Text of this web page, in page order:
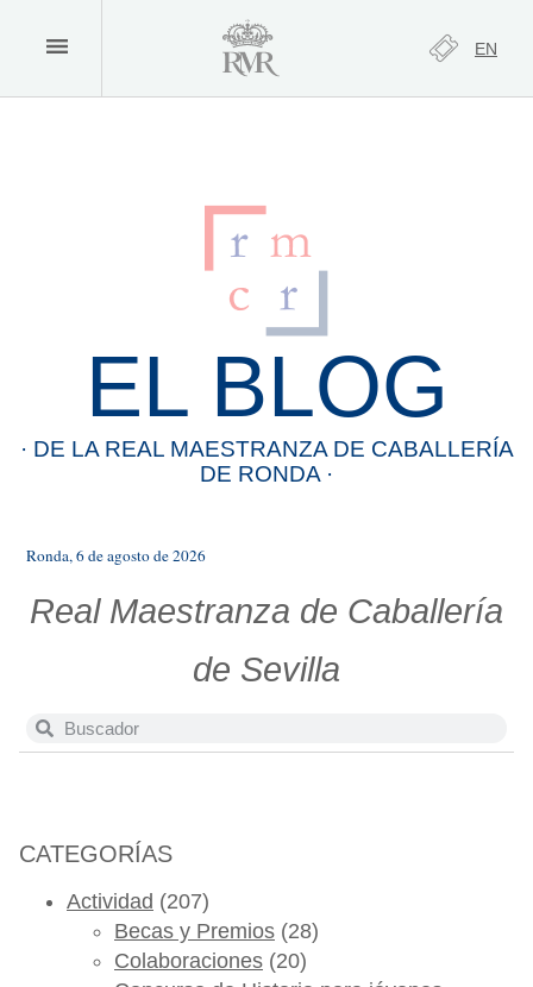
EN
EL BLOG
· DE LA REAL MAESTRANZA DE CABALLERÍA
DE RONDA ·
Ronda, 6 de agosto de 2026
Real Maestranza de Caballería
de Sevilla
CATEGORÍAS
Actividad (207)
Becas y Premios (28)
Colaboraciones (20)